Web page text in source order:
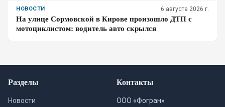
НОВОСТИ 6 августа 2026 г.
На улице Сормовской в Кирове произошло ДТП с
мотоциклистом: водитель авто скрылся
Разделы
Новости
Контакты
ООО «Фогран»